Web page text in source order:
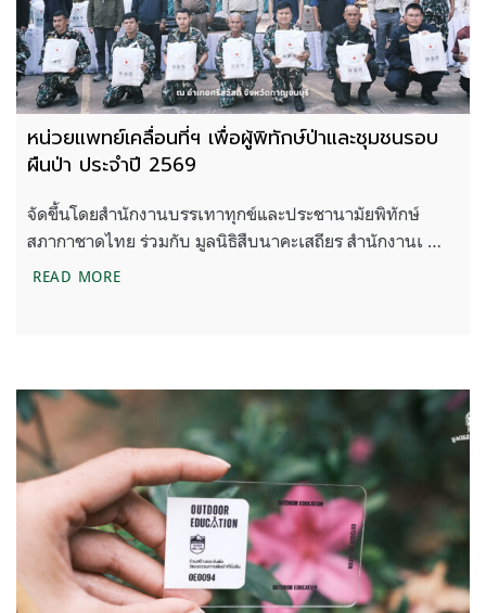
หน่วยแพทย์เคลื่อนที่ฯ เพื่อผู้พิทักษ์ป่าและชุมชนรอบ
ผืนป่า ประจำปี 2569
จัดขึ้นโดยสำนักงานบรรเทาทุกข์และประชานามัยพิทักษ์
สภากาชาดไทย ร่วมกับ มูลนิธิสืบนาคะเสถียร สำนักงานเ …
READ MOREหน่วยแพทย์เคลื่อนที่ฯ เพื่อผู้พิทักษ์ป่าและชุมชนรอบผื